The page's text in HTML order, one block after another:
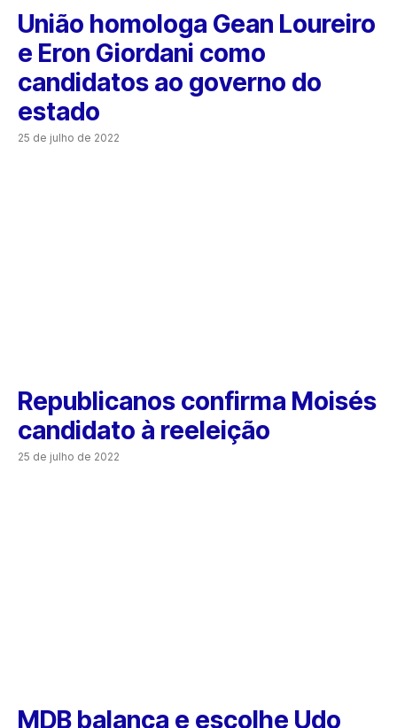
União homologa Gean Loureiro
e Eron Giordani como
candidatos ao governo do
estado
25 de julho de 2022
Republicanos confirma Moisés
candidato à reeleição
25 de julho de 2022
MDB balança e escolhe Udo